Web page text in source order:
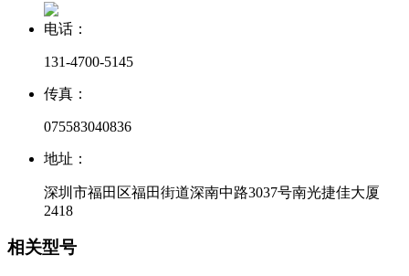
电话：
131-4700-5145
传真：
075583040836
地址：
深圳市福田区福田街道深南中路3037号南光捷佳大厦
2418
相关型号